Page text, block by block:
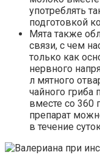
употреблять
подготовкой
Мята также
связи, с чем
только как
нервного
л мятного
чайного
вместе со 360
препарат
в течение